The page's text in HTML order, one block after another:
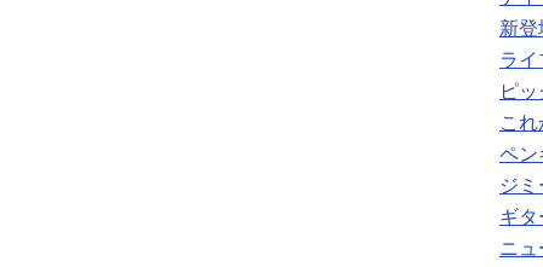
新登
ライ
ピ
こ
ペン
ジ
ギタ
ニュ